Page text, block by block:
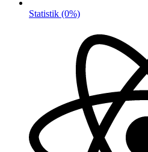
Statistik (0%)